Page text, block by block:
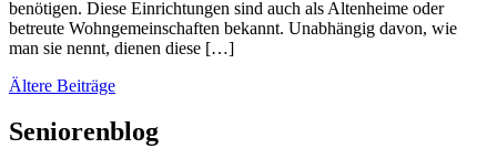
benötigen. Diese Einrichtungen sind auch als Altenheime oder
betreute Wohngemeinschaften bekannt. Unabhängig davon, wie
man sie nennt, dienen diese […]
Beitragsnavigation
Ältere Beiträge
Seniorenblog